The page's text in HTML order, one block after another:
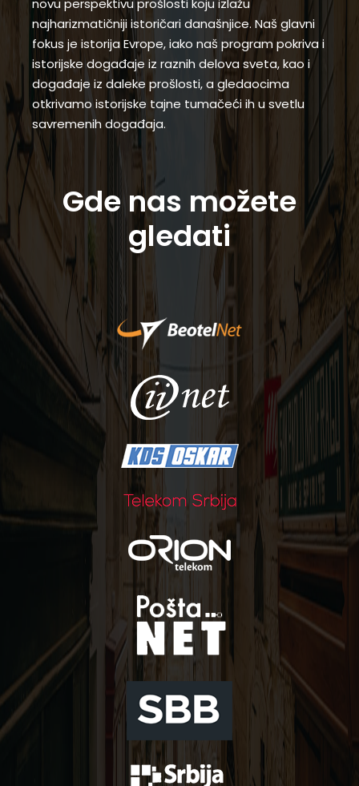
novu perspektivu prošlosti koju izlažu
najharizmatičniji istoričari današnjice. Naš glavni
fokus je istorija Evrope, iako naš program pokriva i
istorijske događaje iz raznih delova sveta, kao i
događaje iz daleke prošlosti, a gledaocima
otkrivamo istorijske tajne tumačeći ih u svetlu
savremenih događaja.
Gde nas možete
gledati